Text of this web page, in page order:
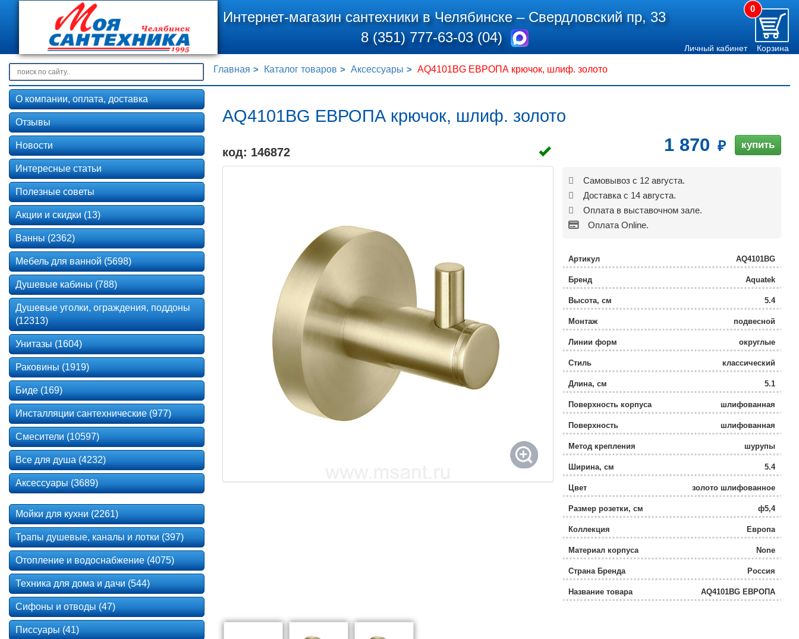
Интернет-магазин сантехники в Челябинске –Свердловский пр, 33
8 (351) 777-63-03 (04)
0
Личный кабинет Корзина
Главная Каталог товаров Аксессуары AQ4101BG ЕВРОПА крючок, шлиф. золото
AQ4101BG ЕВРОПА крючок, шлиф. золото
код: 146872 1 870 купить
Самовывоз с 12 августа.
Доставка с 14 августа.
Оплата в выставочном зале.
Оплата Online.
Артикул AQ4101BG
Бренд Aquatek
Высота, см 5.4
Монтаж подвесной
Линии форм округлые
Стиль классический
Длина, см 5.1
Поверхность корпуса шлифованная
Поверхность шлифованная
Метод крепления шурупы
Ширина, см 5.4
Цвет золото шлифованное
Размер розетки, см ф5,4
Коллекция Европа
Материал корпуса None
Страна Бренда Россия
Название товара
AQ4101BG ЕВРОПА
крючок, шлиф. золото
О компании, оплата, доставка
Отзывы
Новости
Интересные статьи
Полезные советы
Акции и скидки (13)
Ванны (2362)
Мебель для ванной (5698)
Душевые кабины (788)
Душевые уголки, ограждения, поддоны
(12313)
Унитазы (1604)
Раковины (1919)
Биде (169)
Инсталляции сантехнические (977)
Смесители (10597)
Все для душа (4232)
Аксессуары (3689)
Мойки для кухни (2261)
Трапы душевые, каналы и лотки (397)
Отопление и водоснабжение (4075)
Техника для дома и дачи (544)
Сифоны и отводы (47)
Писсуары (41)